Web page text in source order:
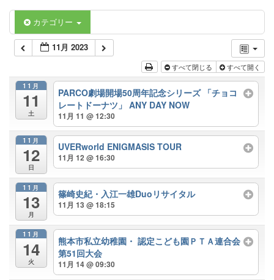
大会議室 スケジュール
チケットガイド
カテゴリー
11月 2023
すべて閉じる すべて開く
11月
11
土
PARCO劇場開場50周年記念シリーズ 「チョコ
レートドーナツ」 ANY DAY NOW
11月 11 @ 12:30
11月
12
日
UVERworld ENIGMASIS TOUR
11月 12 @ 16:30
11月
13
月
篠崎史紀・入江一雄Duoリサイタル
11月 13 @ 18:15
11月
14
火
熊本市私立幼稚園・ 認定こども園ＰＴＡ連合会
第51回大会
11月 14 @ 09:30